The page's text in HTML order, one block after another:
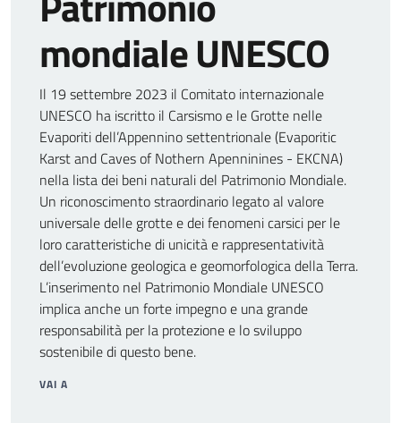
mondiale UNESCO
Il 19 settembre 2023 il Comitato internazionale
UNESCO ha iscritto il Carsismo e le Grotte nelle
Evaporiti dell’Appennino settentrionale (Evaporitic
Karst and Caves of Nothern Apenninines - EKCNA)
nella lista dei beni naturali del Patrimonio Mondiale.
Un riconoscimento straordinario legato al valore
universale delle grotte e dei fenomeni carsici per le
loro caratteristiche di unicità e rappresentatività
dell’evoluzione geologica e geomorfologica della Terra​.
L’inserimento nel Patrimonio Mondiale UNESCO
implica anche un forte impegno e una grande
responsabilità per la protezione e lo sviluppo
sostenibile di questo bene.​
VAI A